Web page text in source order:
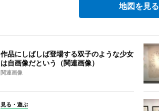
地図を見る
作品にしばしば登場する双子のような少女
は自画像だという（関連画像）
関連画像
見る・遊ぶ